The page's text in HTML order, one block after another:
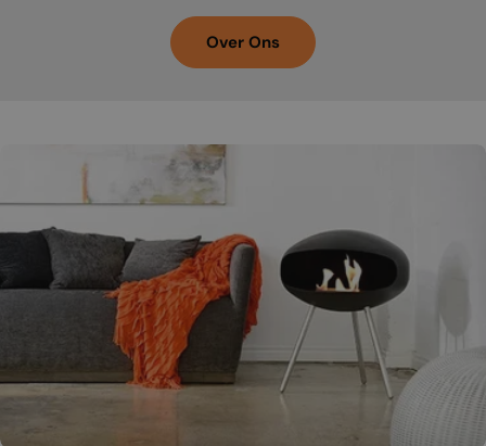
Over Ons